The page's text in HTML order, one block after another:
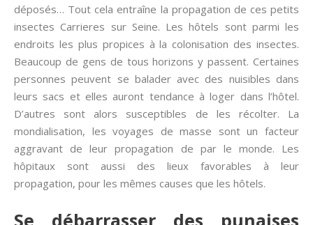
déposés… Tout cela entraîne la propagation de ces petits
insectes Carrieres sur Seine. Les hôtels sont parmi les
endroits les plus propices à la colonisation des insectes.
Beaucoup de gens de tous horizons y passent. Certaines
personnes peuvent se balader avec des nuisibles dans
leurs sacs et elles auront tendance à loger dans l’hôtel.
D’autres sont alors susceptibles de les récolter. La
mondialisation, les voyages de masse sont un facteur
aggravant de leur propagation de par le monde. Les
hôpitaux sont aussi des lieux favorables à leur
propagation, pour les mêmes causes que les hôtels.
Se débarrasser des punaises